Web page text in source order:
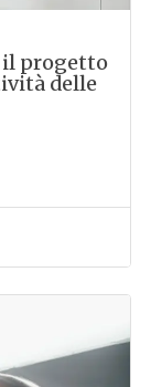
il progetto
delle